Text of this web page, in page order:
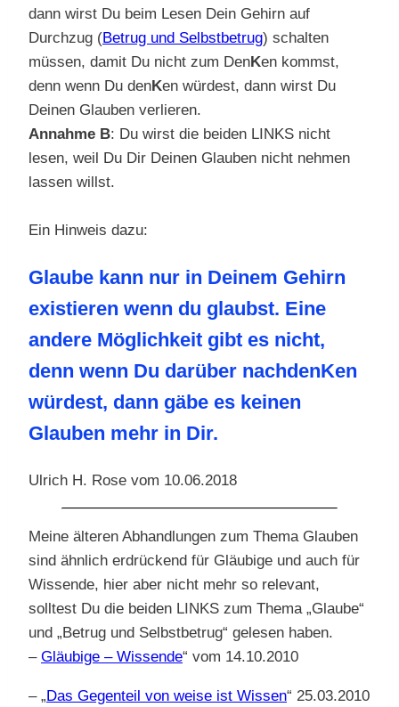
dann wirst Du beim Lesen Dein Gehirn auf
Durchzug (Betrug und Selbstbetrug) schalten
müssen, damit Du nicht zum DenKen kommst,
denn wenn Du denKen würdest, dann wirst Du
Deinen Glauben verlieren.
Annahme B: Du wirst die beiden LINKS nicht
lesen, weil Du Dir Deinen Glauben nicht nehmen
lassen willst.
Ein Hinweis dazu:
Glaube kann nur in Deinem Gehirn
existieren wenn du glaubst. Eine
andere Möglichkeit gibt es nicht,
denn wenn Du darüber nachdenKen
würdest, dann gäbe es keinen
Glauben mehr in Dir.
Ulrich H. Rose vom 10.06.2018
Meine älteren Abhandlungen zum Thema Glauben
sind ähnlich erdrückend für Gläubige und auch für
Wissende, hier aber nicht mehr so relevant,
solltest Du die beiden LINKS zum Thema „Glaube“
und „Betrug und Selbstbetrug“ gelesen haben.
– Gläubige – Wissende“ vom 14.10.2010
– „Das Gegenteil von weise ist Wissen“ 25.03.2010